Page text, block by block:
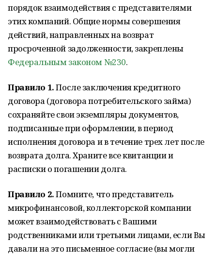
порядок взаимодействия с представителями
этих компаний. Общие нормы совершения
действий, направленных на возврат
просроченной задолженности, закреплены
Федеральным законом №230.
Правило 1.После заключения кредитного
договора (договора потребительского займа)
сохраняйте свои экземпляры документов,
подписанные при оформлении, в период
исполнения договора и в течение трех лет после
возврата долга. Храните все квитанции и
расписки о погашении долга.
Правило 2.Помните, что представитель
микрофинансовой, коллекторской компании
может взаимодействовать с Вашими
родственниками или третьими лицами, если Вы
давали на это письменное согласие (вы могли